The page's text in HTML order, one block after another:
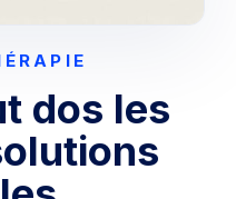
dos les